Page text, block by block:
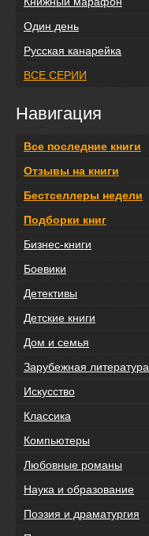
Один день
Русская канарейка
ВСЕ СЕРИИ
Навигация
Все последние книги
Отзывы на книги
Бестселлеры недели
Подборки книг
Бизнес-книги
Боевики
Детективы
Детские книги
Дом и семья
Зарубежная литература
Искусство
Классика
Компьютеры
Любовные романы
Наука и образование
Поэзия и драматургия